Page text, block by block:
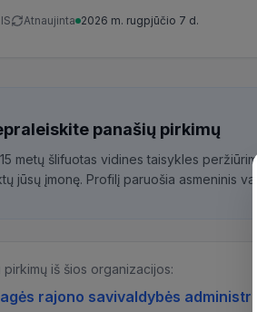
Atnaujinta 2026 m. rugpjūčio 7 d.
panašių pirkimų
metų šlifuotas vidines taisykles
jūsų įmonę. Profilį paruošia asmeninis
pirkimų iš šios organizacijos:
rajono savivaldybės